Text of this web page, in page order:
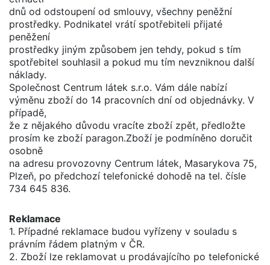
dnů od odstoupení od smlouvy, všechny peněžní
prostředky. Podnikatel vrátí spotřebiteli přijaté
peněžení
prostředky jiným způsobem jen tehdy, pokud s tím
spotřebitel souhlasil a pokud mu tím nevzniknou další
náklady.
Společnost Centrum látek s.r.o. Vám dále nabízí
výměnu zboží do 14 pracovních dní od objednávky. V
případě,
že z nějakého důvodu vracíte zboží zpět, předložte
prosím ke zboží paragon.Zboží je podmíněno doručit
osobně
na adresu provozovny Centrum látek, Masarykova 75,
Plzeň, po předchozí telefonické dohodě na tel. čísle
734 645 836.
Reklamace
1. Případné reklamace budou vyřízeny v souladu s
právním řádem platným v ČR.
2. Zboží lze reklamovat u prodávajícího po telefonické